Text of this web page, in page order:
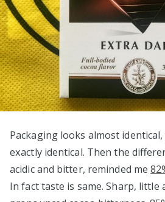
Packaging looks almost
exactly identical. Then the
acidic and bitter, reminded me
In fact taste is same. Sharp, little